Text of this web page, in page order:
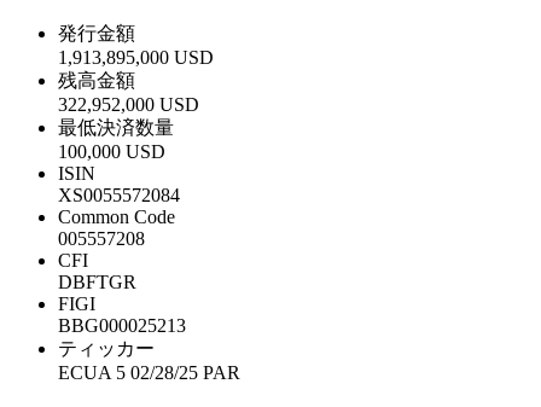
発行金額
1,913,895,000 USD
残高金額
322,952,000 USD
最低決済数量
100,000 USD
ISIN
XS0055572084
Common Code
005557208
CFI
DBFTGR
FIGI
BBG000025213
ティッカー
ECUA 5 02/28/25 PAR